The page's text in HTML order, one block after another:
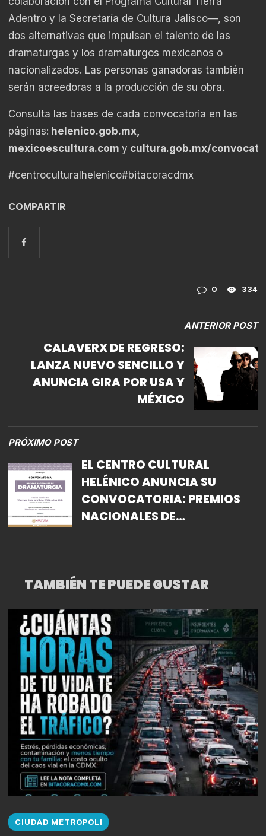
Adentro y la Secretaría de Cultura Jalisco—, son
dos alternativas que impulsan el talento de las
dramaturgas y los dramaturgos mexicanos o
nacionalizados. Las personas ganadoras también
serán acreedoras a la producción de su obra.
Consulta las bases de cada convocatoria en las
páginas: helenico.gob.mx
mexicoescultura.com y cultura.gob.mx/
#centroculturalhelenico#bitacoracdmx
COMPARTIR
0 334
ANTERIOR POST
CALAVERX DE REGRESO:
LANZA NUEVO SENCILLO Y
ANUNCIA GIRA POR USA Y
MÉXICO
PRÓXIMO POST
EL CENTRO CULTURAL
HELÉNICO ANUNCIA SU
CONVOCATORIA: PREMIOS
NACIONALES DE
TAMBIÉN TE PUEDE GUSTAR
CIUDAD METROPOLI